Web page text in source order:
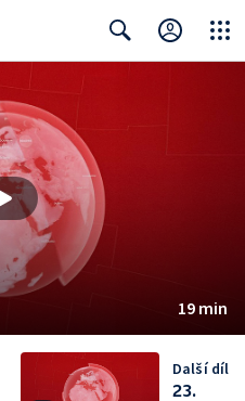
19 min
Další díl
23.